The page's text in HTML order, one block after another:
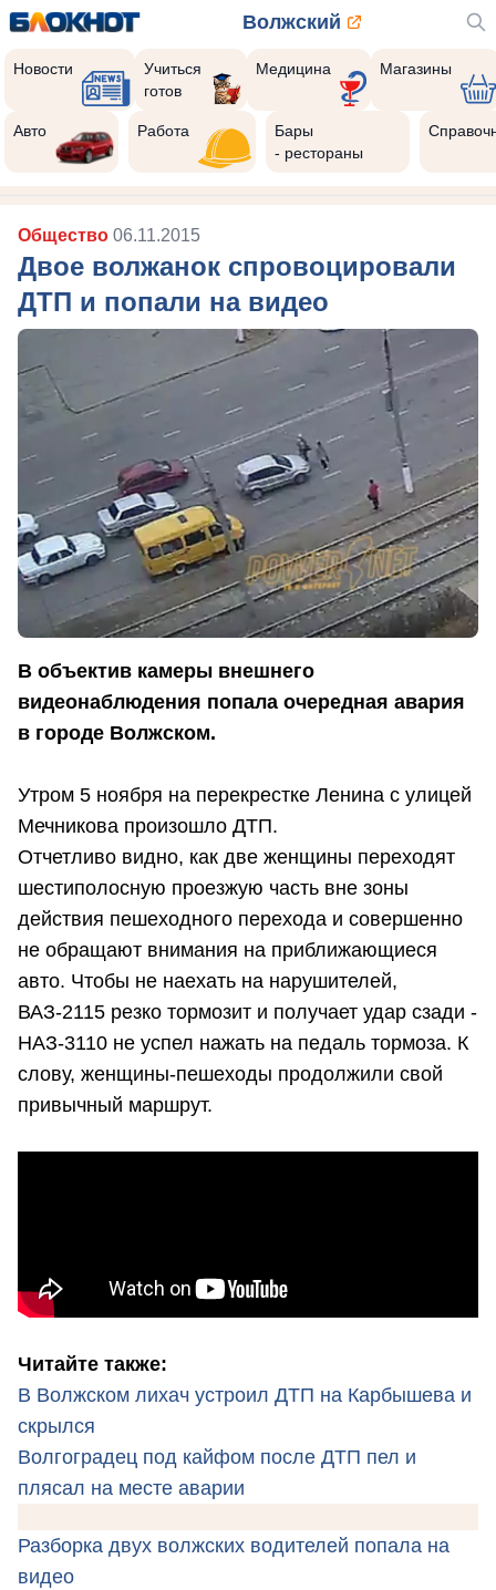
Волжский
Новости
Учиться
готов
Медицина Магазины
Авто Работа
Бары
- рестораны
Общество 06.11.2015
Двое волжанок спровоцировали
ДТП и попали на видео
В объектив камеры внешнего
видеонаблюдения попала очередная авария
в городе Волжском.
Утром 5 ноября на перекрестке Ленина с улицей
Мечникова произошло ДТП.
Отчетливо видно, как две женщины переходят
шестиполосную проезжую часть вне зоны
действия пешеходного перехода и совершенно
не обращают внимания на приближающиеся
авто. Чтобы не наехать на нарушителей,
ВАЗ-2115 резко тормозит и получает удар сзади -
НАЗ-3110 не успел нажать на педаль тормоза. К
слову, женщины-пешеходы продолжили свой
привычный маршрут.
Читайте также:
В Волжском лихач устроил ДТП на Карбышева и
скрылся
Волгоградец под кайфом после ДТП пел и
плясал на месте аварии
Разборка двух волжских водителей попала на
видео